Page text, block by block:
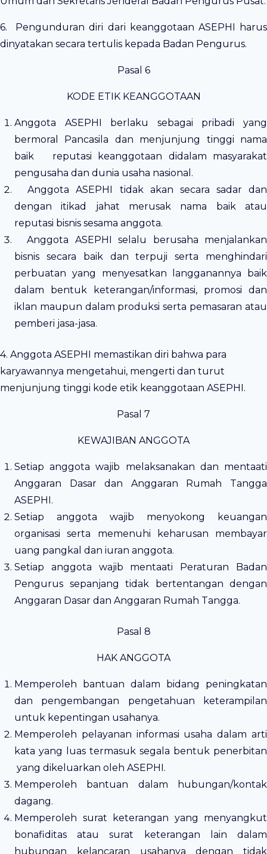
6. Pengunduran diri dari keanggotaan ASEPHI harus
dinyatakan secara tertulis kepada Badan Pengurus.
Pasal 6
KODE ETIK KEANGGOTAAN
Anggota ASEPHI berlaku sebagai pribadi yang
bermoral Pancasila dan menjunjung tinggi nama
baik reputasi keanggotaan didalam masyarakat
pengusaha dan dunia usaha nasional.
Anggota ASEPHI tidak akan secara sadar dan
dengan itikad jahat merusak nama baik atau
reputasi bisnis sesama anggota.
Anggota ASEPHI selalu berusaha menjalankan
bisnis secara baik dan terpuji serta menghindari
perbuatan yang menyesatkan langganannya baik
dalam bentuk keterangan/informasi, promosi dan
iklan maupun dalam produksi serta pemasaran atau
pemberi jasa-jasa.
4. Anggota ASEPHI memastikan diri bahwa para
karyawannya mengetahui, mengerti dan turut
menjunjung tinggi kode etik keanggotaan ASEPHI.
Pasal 7
KEWAJIBAN ANGGOTA
Setiap anggota wajib melaksanakan dan mentaati
Anggaran Dasar dan Anggaran Rumah Tangga
ASEPHI.
Setiap anggota wajib menyokong keuangan
organisasi serta memenuhi keharusan membayar
uang pangkal dan iuran anggota.
Setiap anggota wajib mentaati Peraturan Badan
Pengurus sepanjang tidak bertentangan dengan
Anggaran Dasar dan Anggaran Rumah Tangga.
Pasal 8
HAK ANGGOTA
Memperoleh bantuan dalam bidang peningkatan
dan pengembangan pengetahuan keterampilan
untuk kepentingan usahanya.
Memperoleh pelayanan informasi usaha dalam arti
kata yang luas termasuk segala bentuk penerbitan
yang dikeluarkan oleh ASEPHI.
Memperoleh bantuan dalam hubungan/kontak
dagang.
Memperoleh surat keterangan yang menyangkut
bonafiditas atau surat keterangan lain dalam
hubungan kelancaran usahanya dengan tidak